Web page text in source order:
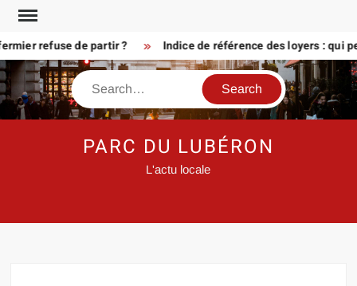
Skip
contentrefuse de partir ? Indice de référence des loyers : qui
Search
PARC DU LUBÉRON
L'actu locale